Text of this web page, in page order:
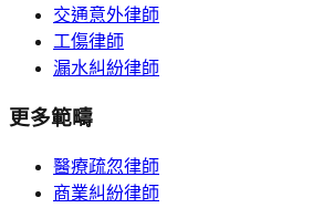
交通意外律師
工傷律師
漏水糾紛律師
更多範疇
醫療疏忽律師
商業糾紛律師